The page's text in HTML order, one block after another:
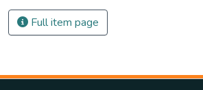
Full item page